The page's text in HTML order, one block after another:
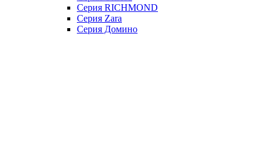
Серия RICHMOND
Серия Zara
Серия Домино